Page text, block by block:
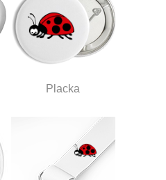
Placka